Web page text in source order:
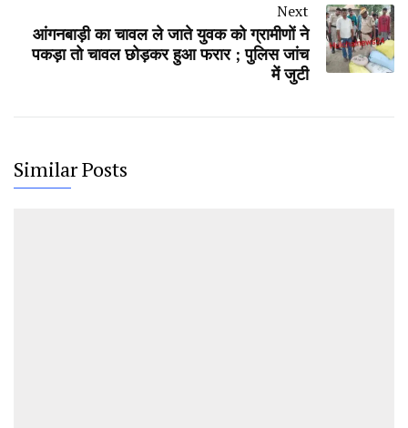
Next
आंगनबाड़ी का चावल ले जाते युवक को ग्रामीणों ने
पकड़ा तो चावल छोड़कर हुआ फरार ; पुलिस जांच
में जुटी
Similar Posts